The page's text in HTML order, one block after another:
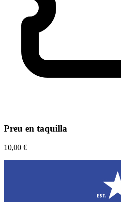
Preu en taquilla
10,00 €